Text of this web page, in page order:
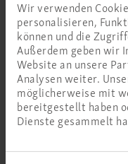
Wir verwenden
personalisieren,
können und die
Außerdem geben wir
Website an unsere
Analysen weiter.
möglicherweise mit
bereitgestellt haben
Dienste gesammelt
Hörsturz-